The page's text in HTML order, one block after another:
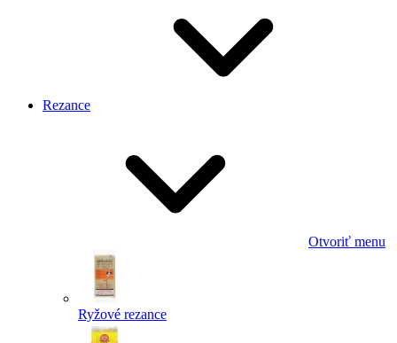
Rezance
Otvoriť menu
Ryžové rezance